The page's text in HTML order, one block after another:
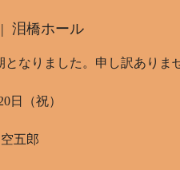
泪橋ホール
となりました。申し訳ありま
日（祝）
空五郎